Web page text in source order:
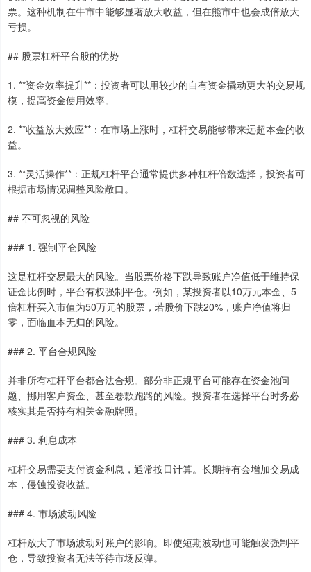
票。这种机制在牛市中能够显著放大收益，但在熊市中也会成倍放大
亏损。
## 股票杠杆平台股的优势
1. **资金效率提升**：投资者可以用较少的自有资金撬动更大的交易规
模，提高资金使用效率。
2. **收益放大效应**：在市场上涨时，杠杆交易能够带来远超本金的收
益。
3. **灵活操作**：正规杠杆平台通常提供多种杠杆倍数选择，投资者可
根据市场情况调整风险敞口。
## 不可忽视的风险
### 1. 强制平仓风险
这是杠杆交易最大的风险。当股票价格下跌导致账户净值低于维持保
证金比例时，平台有权强制平仓。例如，某投资者以10万元本金、5
倍杠杆买入市值为50万元的股票，若股价下跌20%，账户净值将归
零，面临血本无归的风险。
### 2. 平台合规风险
并非所有杠杆平台都合法合规。部分非正规平台可能存在资金池问
题、挪用客户资金、甚至卷款跑路的风险。投资者在选择平台时务必
核实其是否持有相关金融牌照。
### 3. 利息成本
杠杆交易需要支付资金利息，通常按日计算。长期持有会增加交易成
本，侵蚀投资收益。
### 4. 市场波动风险
杠杆放大了市场波动对账户的影响。即使短期波动也可能触发强制平
仓，导致投资者无法等待市场反弹。